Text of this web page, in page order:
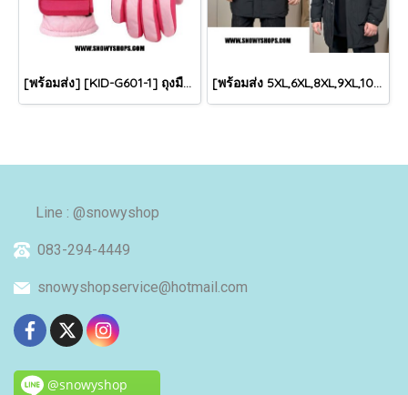
[พร้อมส่ง] [KID-G601-1] ถุงมือกันหนาวเด็กสีชมพูอ่อน ซับขนด้านใน ใส่กันหนาวเล่นหิมะได้ (เหมาะสำหรับเด็ก 3-5ขวบ) [พร้อมส่ง 5XL,6XL,8XL,9XL,10XL] [Man-B004-1] Down Jackets BigSize เสื้อโค้ทขนเป็ดกันหนาวสีดำชายไซด์ใหญ่ มีหมวกฮู้ด ซิปด้านหน้า กันน้ำ ใส่กันหนาวติดลบได้อย่างดี
Line : @snowyshop
083-294-4449
snowyshopservice@hotmail.com
@snowyshop